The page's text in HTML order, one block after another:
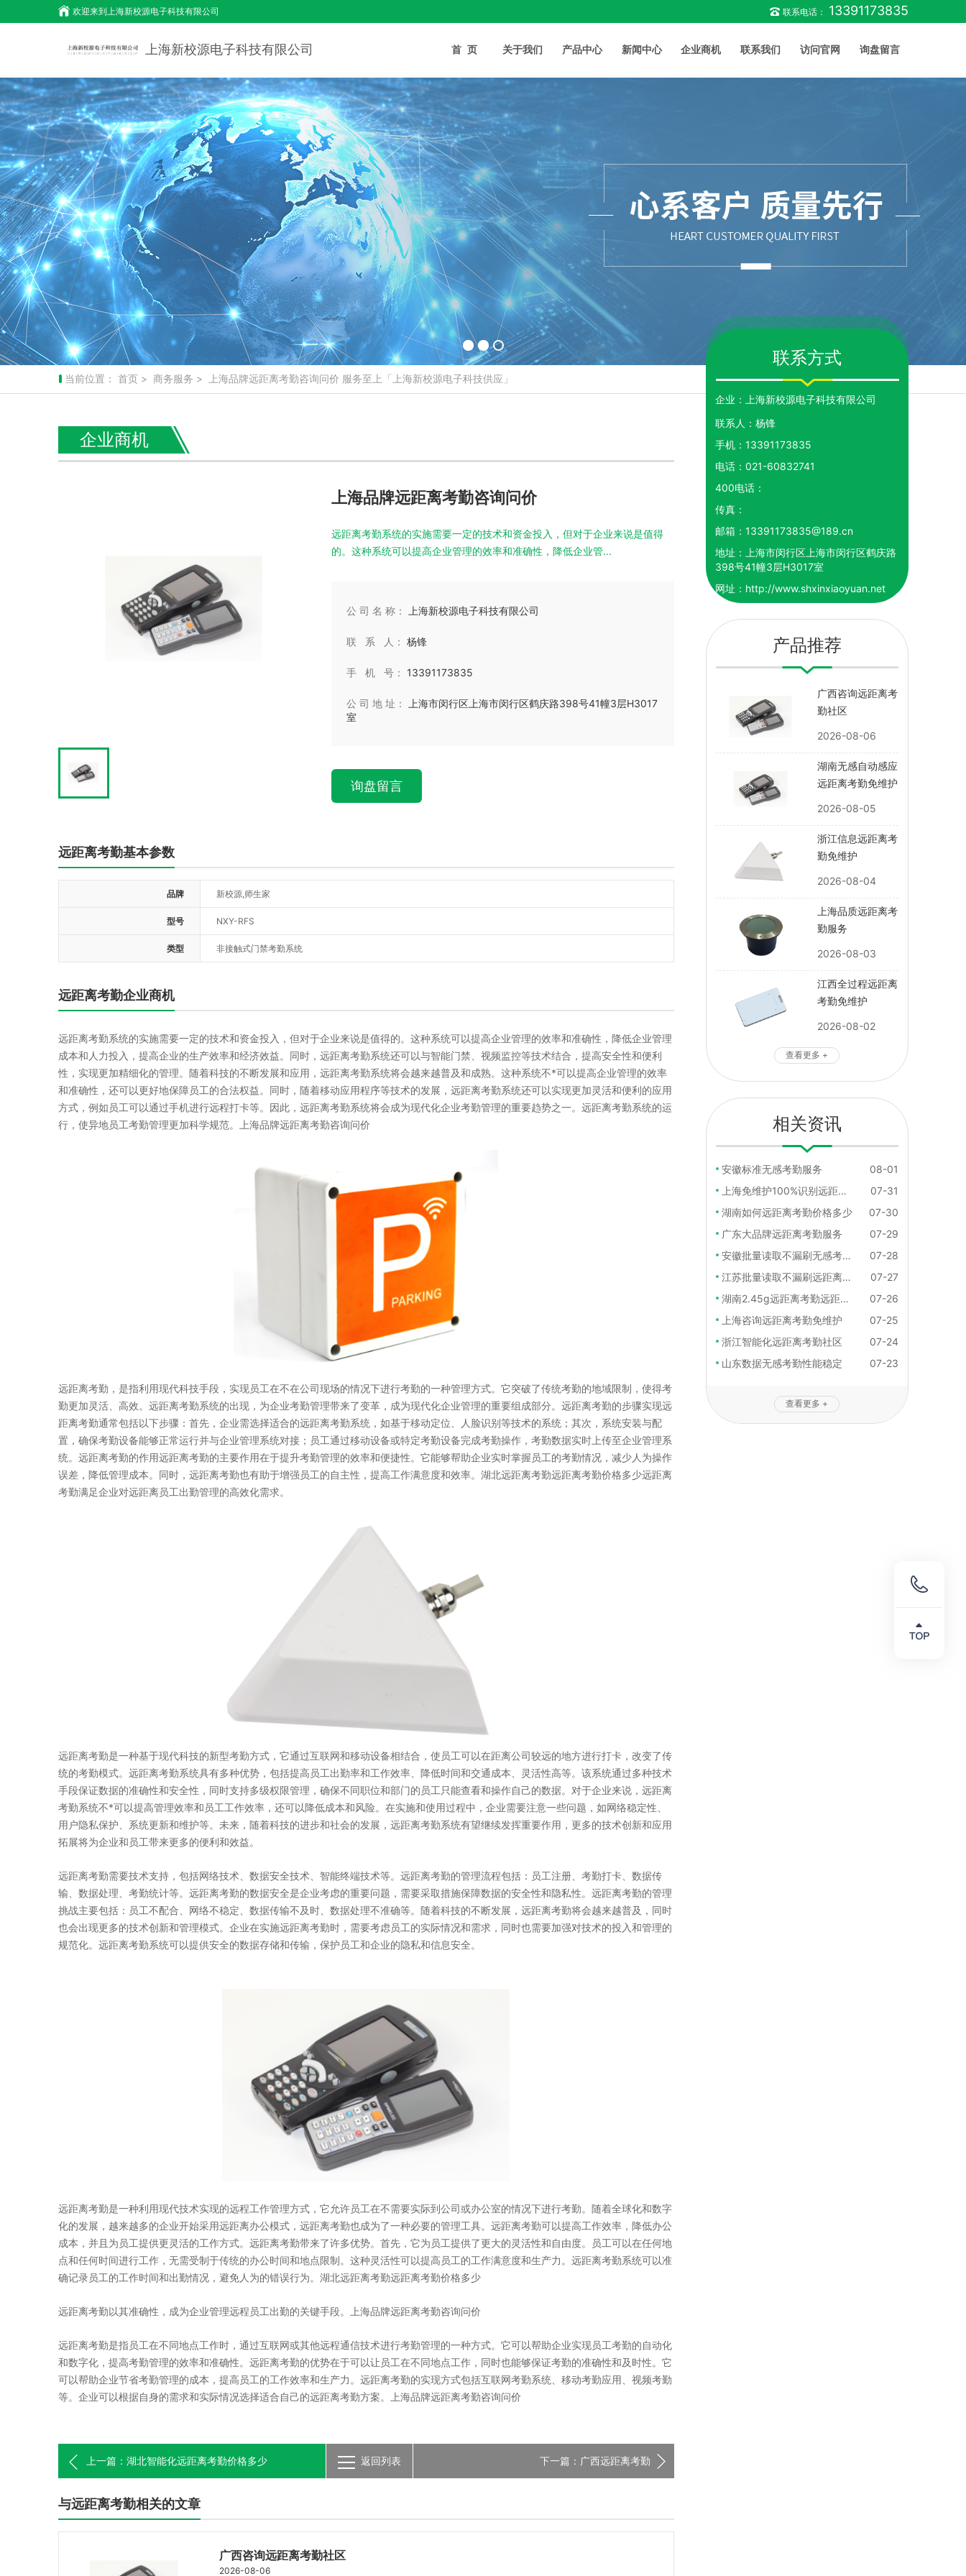
欢迎来到上海新校源电子科技有限公司 联系电话： 13391173835
上海新校源电子科技有限公司 首页 关于我们 产品中心 新闻中心 企业商机 联系我们 访问官网 询盘留言
当前位置： 首页> 商务服务 > 上海品牌远距离考勤咨询问价 服务至上「上海新校源电子科技供应」
企业商机
上海品牌远距离考勤咨询问价
远距离考勤系统的实施需要一定的技术和资金投入，但对于企业来说是值得
的。这种系统可以提高企业管理的效率和准确性，降低企业管...
公 司 名 称： 上海新校源电子科技有限公司
联 系 人： 杨锋
手 机 号： 13391173835
公 司 地 址：
上海市闵行区上海市闵行区鹤庆路398号41幢3层H3017
室
询盘留言
远距离考勤基本参数
品牌 新校源,师生家
型号 NXY-RFS
类型 非接触式门禁考勤系统
远距离考勤企业商机
远距离考勤系统的实施需要一定的技术和资金投入，但对于企业来说是值得的。这种系统可以提高企业管理的效率和准确性，降低企业管理
成本和人力投入，提高企业的生产效率和经济效益。同时，远距离考勤系统还可以与智能门禁、视频监控等技术结合，提高安全性和便利
性，实现更加精细化的管理。随着科技的不断发展和应用，远距离考勤系统将会越来越普及和成熟。这种系统不*可以提高企业管理的效率
和准确性，还可以更好地保障员工的合法权益。同时，随着移动应用程序等技术的发展，远距离考勤系统还可以实现更加灵活和便利的应用
方式，例如员工可以通过手机进行远程打卡等。因此，远距离考勤系统将会成为现代化企业考勤管理的重要趋势之一。远距离考勤系统的运
行，使异地员工考勤管理更加科学规范。上海品牌远距离考勤咨询问价
远距离考勤，是指利用现代科技手段，实现员工在不在公司现场的情况下进行考勤的一种管理方式。它突破了传统考勤的地域限制，使得考
勤更加灵活、高效。远距离考勤系统的出现，为企业考勤管理带来了变革，成为现代化企业管理的重要组成部分。远距离考勤的步骤实现远
距离考勤通常包括以下步骤：首先，企业需选择适合的远距离考勤系统，如基于移动定位、人脸识别等技术的系统；其次，系统安装与配
置，确保考勤设备能够正常运行并与企业管理系统对接；员工通过移动设备或特定考勤设备完成考勤操作，考勤数据实时上传至企业管理系
统。远距离考勤的作用远距离考勤的主要作用在于提升考勤管理的效率和便捷性。它能够帮助企业实时掌握员工的考勤情况，减少人为操作
误差，降低管理成本。同时，远距离考勤也有助于增强员工的自主性，提高工作满意度和效率。湖北远距离考勤远距离考勤价格多少远距离
考勤满足企业对远距离员工出勤管理的高效化需求。
远距离考勤是一种基于现代科技的新型考勤方式，它通过互联网和移动设备相结合，使员工可以在距离公司较远的地方进行打卡，改变了传
统的考勤模式。远距离考勤系统具有多种优势，包括提高员工出勤率和工作效率、降低时间和交通成本、灵活性高等。该系统通过多种技术
手段保证数据的准确性和安全性，同时支持多级权限管理，确保不同职位和部门的员工只能查看和操作自己的数据。对于企业来说，远距离
考勤系统不*可以提高管理效率和员工工作效率，还可以降低成本和风险。在实施和使用过程中，企业需要注意一些问题，如网络稳定性、
用户隐私保护、系统更新和维护等。未来，随着科技的进步和社会的发展，远距离考勤系统有望继续发挥重要作用，更多的技术创新和应用
拓展将为企业和员工带来更多的便利和效益。
远距离考勤需要技术支持，包括网络技术、数据安全技术、智能终端技术等。远距离考勤的管理流程包括：员工注册、考勤打卡、数据传
输、数据处理、考勤统计等。远距离考勤的数据安全是企业考虑的重要问题，需要采取措施保障数据的安全性和隐私性。远距离考勤的管理
挑战主要包括：员工不配合、网络不稳定、数据传输不及时、数据处理不准确等。随着科技的不断发展，远距离考勤将会越来越普及，同时
也会出现更多的技术创新和管理模式。企业在实施远距离考勤时，需要考虑员工的实际情况和需求，同时也需要加强对技术的投入和管理的
规范化。远距离考勤系统可以提供安全的数据存储和传输，保护员工和企业的隐私和信息安全。
远距离考勤是一种利用现代技术实现的远程工作管理方式，它允许员工在不需要实际到公司或办公室的情况下进行考勤。随着全球化和数字
化的发展，越来越多的企业开始采用远距离办公模式，远距离考勤也成为了一种必要的管理工具。远距离考勤可以提高工作效率，降低办公
成本，并且为员工提供更灵活的工作方式。远距离考勤带来了许多优势。首先，它为员工提供了更大的灵活性和自由度。员工可以在任何地
点和任何时间进行工作，无需受制于传统的办公时间和地点限制。这种灵活性可以提高员工的工作满意度和生产力。远距离考勤系统可以准
确记录员工的工作时间和出勤情况，避免人为的错误行为。湖北远距离考勤远距离考勤价格多少
远距离考勤以其准确性，成为企业管理远程员工出勤的关键手段。上海品牌远距离考勤咨询问价
远距离考勤是指员工在不同地点工作时，通过互联网或其他远程通信技术进行考勤管理的一种方式。它可以帮助企业实现员工考勤的自动化
和数字化，提高考勤管理的效率和准确性。远距离考勤的优势在于可以让员工在不同地点工作，同时也能够保证考勤的准确性和及时性。它
可以帮助企业节省考勤管理的成本，提高员工的工作效率和生产力。远距离考勤的实现方式包括互联网考勤系统、移动考勤应用、视频考勤
等。企业可以根据自身的需求和实际情况选择适合自己的远距离考勤方案。上海品牌远距离考勤咨询问价
上一篇：湖北智能化远距离考勤价格多少 返回列表 下一篇：广西远距离考勤
与远距离考勤相关的文章
广西咨询远距离考勤社区
2026-08-06
联系方式
企业：
上海新校源电子科技有限公司
联系人： 杨锋
手机： 13391173835
电话： 021-60832741
400电话：
传真：
邮箱： 13391173835@189.cn
地址：
上海市闵行区上海市闵行区鹤庆路
398号41幢3层H3017室
网址： http://www.shxinxiaoyuan.net
产品推荐
广西咨询远距离考
勤社区
2026-08-06
湖南无感自动感应
远距离考勤免维护
2026-08-05
浙江信息远距离考
勤免维护
2026-08-04
上海品质远距离考
勤服务
2026-08-03
江西全过程远距离
考勤免维护
2026-08-02
查看更多 +
相关资讯
安徽标准无感考勤服务
08-01
上海免维护100%识别远距离考勤
07-31
湖南如何远距离考勤价格多少
07-30
广东大品牌远距离考勤服务
07-29
安徽批量读取不漏刷无感考勤服务
07-28
江苏批量读取不漏刷远距离考勤社区
07-27
湖南2.45g远距离考勤远距离考勤服务
07-26
上海咨询远距离考勤免维护
07-25
浙江智能化远距离考勤社区
07-24
山东数据无感考勤性能稳定
07-23
查看更多 +